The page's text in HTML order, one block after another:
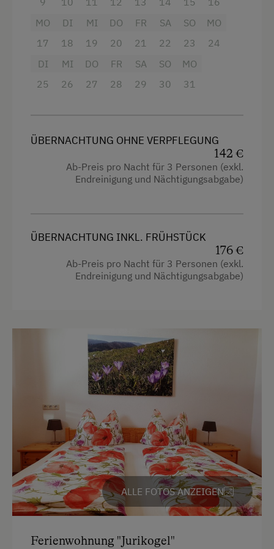
Balkon/Terrasse
Dusche
Haarföhn
Handtücher
Mikrowelle
Familienzimmer
Küchenausstattung
Kühlschrank
Haupthaus
Ausziehcouch
Doppelbett (Kingsize)
MO
17
DI
18
MI
19
DO
20
FR
21
SA
22
SO
23
MO
24
DI
25
MI
26
DO
27
FR
28
SA
29
SO
30
MO
31
ÜBERNACHTUNG OHNE VERPFLEGUNG
142 €
Ab-Preis pro Nacht für 3 Personen (exkl.
Endreinigung und Nächtigungsabgabe)
ÜBERNACHTUNG INKL. FRÜHSTÜCK
176 €
Ab-Preis pro Nacht für 3 Personen (exkl.
Endreinigung und Nächtigungsabgabe)
ALLE FOTOS ANZEIGEN
Ferienwohnung "Jurikogel"